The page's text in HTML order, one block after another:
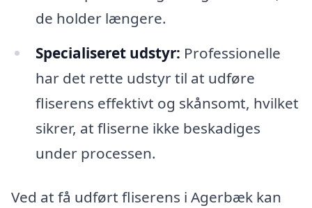
de holder længere.
Specialiseret udstyr: Professionelle
har det rette udstyr til at udføre
fliserens effektivt og skånsomt, hvilket
sikrer, at fliserne ikke beskadiges
under processen.
Ved at få udført fliserens i Agerbæk kan